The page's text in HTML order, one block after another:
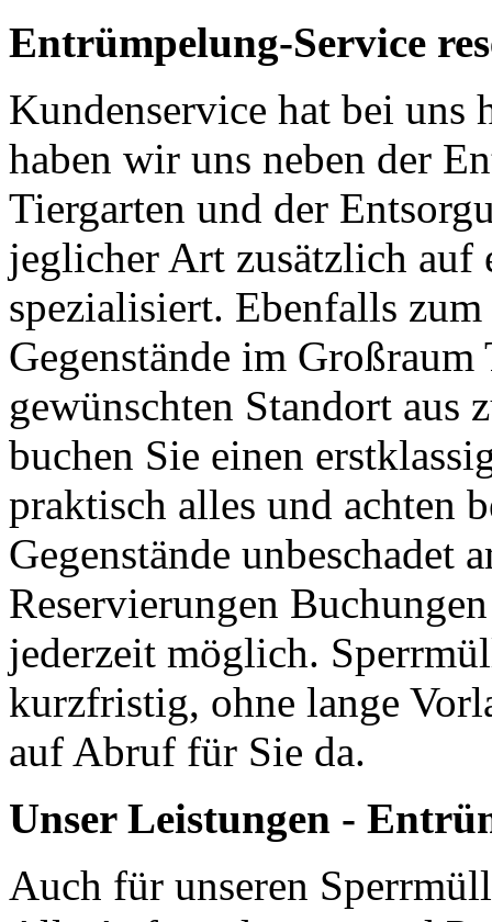
Entrümpelung-Service
Kundenservice hat bei uns
haben wir uns neben der
Tiergarten und der
jeglicher Art zusätzlich auf
spezialisiert. Ebenfalls
Gegenstände im
gewünschten Standort
buchen Sie einen
praktisch alles und achten
Gegenstände unbeschadet
Reservierungen
jederzeit möglich.
kurzfristig, ohne lange
auf Abruf für Sie da.
Unser Leistungen -
Auch für unseren